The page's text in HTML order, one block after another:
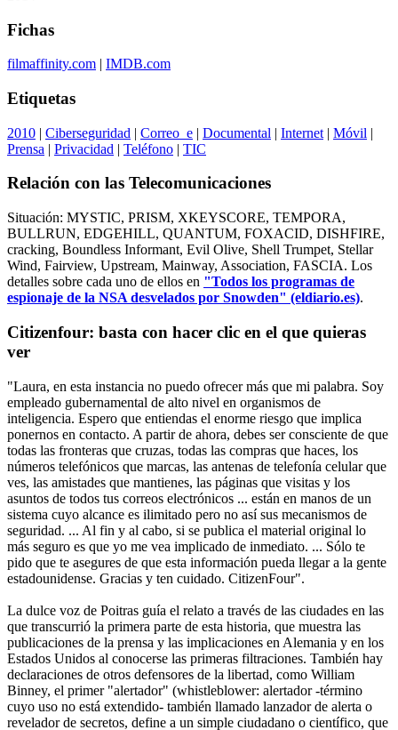
Fichas
filmaffinity.com | IMDB.com
Etiquetas
2010 | Ciberseguridad | Correo_e | Documental | Internet | Móvil |
Prensa | Privacidad | Teléfono | TIC
Relación con las Telecomunicaciones
Situación: MYSTIC, PRISM, XKEYSCORE, TEMPORA,
BULLRUN, EDGEHILL, QUANTUM, FOXACID, DISHFIRE,
cracking, Boundless Informant, Evil Olive, Shell Trumpet, Stellar
Wind, Fairview, Upstream, Mainway, Association, FASCIA. Los
detalles sobre cada uno de ellos en "Todos los programas de
espionaje de la NSA desvelados por Snowden" (eldiario.es).
Citizenfour: basta con hacer clic en el que quieras
ver
"Laura, en esta instancia no puedo ofrecer más que mi palabra. Soy
empleado gubernamental de alto nivel en organismos de
inteligencia. Espero que entiendas el enorme riesgo que implica
ponernos en contacto. A partir de ahora, debes ser consciente de que
todas las fronteras que cruzas, todas las compras que haces, los
números telefónicos que marcas, las antenas de telefonía celular que
ves, las amistades que mantienes, las páginas que visitas y los
asuntos de todos tus correos electrónicos ... están en manos de un
sistema cuyo alcance es ilimitado pero no así sus mecanismos de
seguridad. ... Al fin y al cabo, si se publica el material original lo
más seguro es que yo me vea implicado de inmediato. ... Sólo te
pido que te asegures de que esta información pueda llegar a la gente
estadounidense. Gracias y ten cuidado. CitizenFour".
La dulce voz de Poitras guía el relato a través de las ciudades en las
que transcurrió la primera parte de esta historia, que muestra las
publicaciones de la prensa y las implicaciones en Alemania y en los
Estados Unidos al conocerse las primeras filtraciones. También hay
declaraciones de otros defensores de la libertad, como William
Binney, el primer "alertador" (whistleblower: alertador -término
cuyo uso no está extendido- también llamado lanzador de alerta o
revelador de secretos, define a un simple ciudadano o científico, que